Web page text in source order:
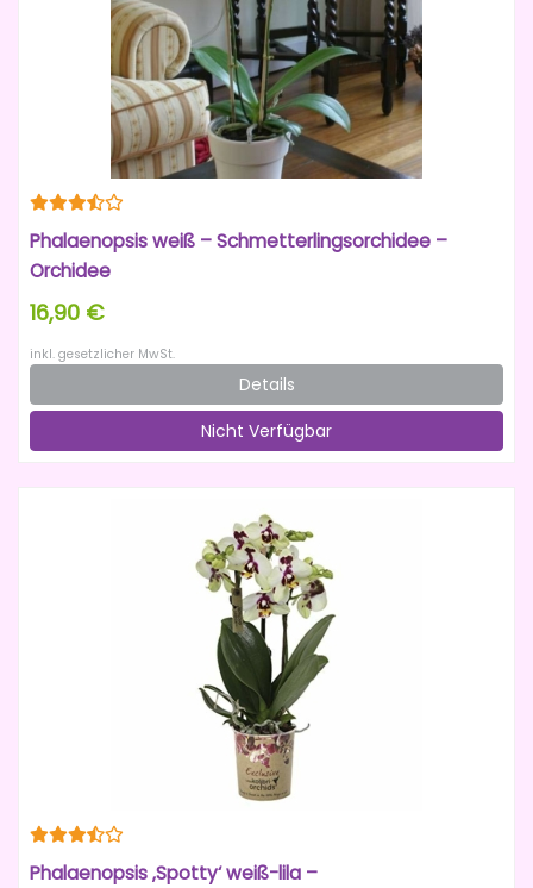
Phalaenopsis weiß – Schmetterlingsorchidee –
Orchidee
16,90 €
inkl. gesetzlicher MwSt.
Details
Nicht Verfügbar
Phalaenopsis ‚Spotty‘ weiß-lila –